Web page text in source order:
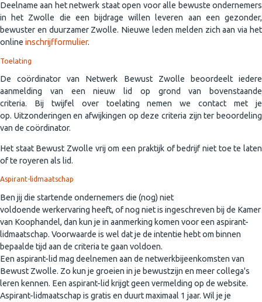
Deelname aan het netwerk staat open voor alle bewuste ondernemers
in het Zwolle die een bijdrage willen leveren aan een gezonder,
bewuster en duurzamer Zwolle. Nieuwe leden melden zich aan via het
online inschrijfformulier.
Toelating
De coördinator van Netwerk Bewust Zwolle beoordeelt iedere
aanmelding van een nieuw lid op grond van bovenstaande
criteria. Bij twijfel over toelating nemen we contact met je
op. Uitzonderingen en afwijkingen op deze criteria zijn ter beoordeling
van de coördinator.
Het staat Bewust Zwolle vrij om een praktijk of bedrijf niet toe te laten
of te royeren als lid.
Aspirant-lidmaatschap
Ben jij die startende ondernemers die (nog) niet
voldoende werkervaring heeft, of nog niet is ingeschreven bij de Kamer
van Koophandel, dan kun je in aanmerking komen voor een aspirant-
lidmaatschap. Voorwaarde is wel dat je de intentie hebt om binnen
bepaalde tijd aan de criteria te gaan voldoen.
Een aspirant-lid mag deelnemen aan de netwerkbijeenkomsten van
Bewust Zwolle. Zo kun je groeien in je bewustzijn en meer collega's
leren kennen. Een aspirant-lid krijgt geen vermelding op de website.
Aspirant-lidmaatschap is gratis en duurt maximaal 1 jaar. Wil je je